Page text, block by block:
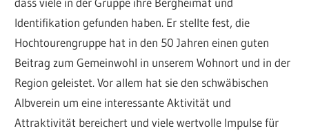
Identifikation gefunden haben. Er stellte fest, die
Hochtourengruppe hat in den 50 Jahren einen guten
Beitrag zum Gemeinwohl in unserem Wohnort und in der
Region geleistet. Vor allem hat sie den schwäbischen
Albverein um eine interessante Aktivität und
Attraktivität bereichert und viele wertvolle Impulse für